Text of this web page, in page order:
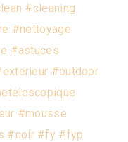
#cleaning
#nettoyage
#astuces
#outdoor
#mousse
#noir #fy #fyp